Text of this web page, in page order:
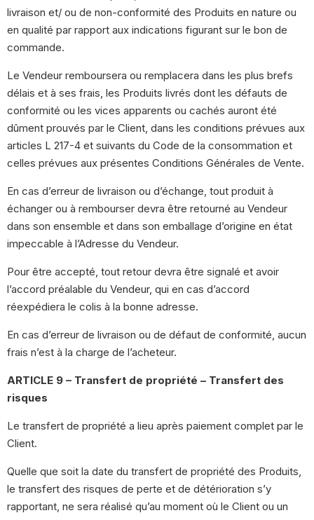
livraison et/ ou de non-conformité des Produits en nature ou
en qualité par rapport aux indications figurant sur le bon de
commande.
Le Vendeur remboursera ou remplacera dans les plus brefs
délais et à ses frais, les Produits livrés dont les défauts de
conformité ou les vices apparents ou cachés auront été
dûment prouvés par le Client, dans les conditions prévues aux
articles L 217-4 et suivants du Code de la consommation et
celles prévues aux présentes Conditions Générales de Vente.
En cas d’erreur de livraison ou d’échange, tout produit à
échanger ou à rembourser devra être retourné au Vendeur
dans son ensemble et dans son emballage d’origine en état
impeccable à l’Adresse du Vendeur.
Pour être accepté, tout retour devra être signalé et avoir
l’accord préalable du Vendeur, qui en cas d’accord
réexpédiera le colis à la bonne adresse.
En cas d’erreur de livraison ou de défaut de conformité, aucun
frais n’est à la charge de l’acheteur.
ARTICLE 9 – Transfert de propriété – Transfert des
risques
Le transfert de propriété a lieu après paiement complet par le
Client.
Quelle que soit la date du transfert de propriété des Produits,
le transfert des risques de perte et de détérioration s’y
rapportant, ne sera réalisé qu’au moment où le Client ou un